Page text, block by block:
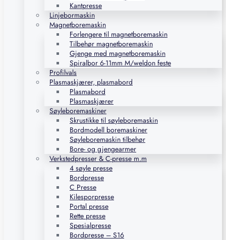
Kantpresse
Linjebormaskin
Magnetboremaskin
Forlengere til magnetboremaskin
Tilbehør magnetboremaskin
Gjenge med magnetboremaskin
Spiralbor 6-11mm M/weldon feste
Profilvals
Plasmaskjærer, plasmabord
Plasmabord
Plasmaskjærer
Søyleboremaskiner
Skrustikke til søyleboremaskin
Bordmodell boremaskiner
Søyleboremaskin tilbehør
Bore- og gjengearmer
Verkstedpresser & C-presse m.m
4 søyle presse
Bordpresse
C Presse
Kilesporpresse
Portal presse
Rette presse
Spesialpresse
Bordpresse – S16